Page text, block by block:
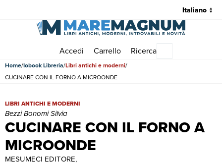
Accedi Carrello Ricerca
Home Iobook Libreria Libri antichi e moderni
CUCINARE CON IL FORNO A MICROONDE
CUCINARE CON IL FORNO A
MICROONDE
CUCINARE CON IL FORNO A MICROONDE | Libri antichi e
LIBRI ANTICHI E MODERNI
Bezzi Bonomi Silvia
MESUMECI EDITORE,